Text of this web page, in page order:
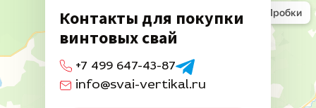
Контакты для покупки
винтовых свай
+7 499 647-43-87
info@svai-vertikal.ru